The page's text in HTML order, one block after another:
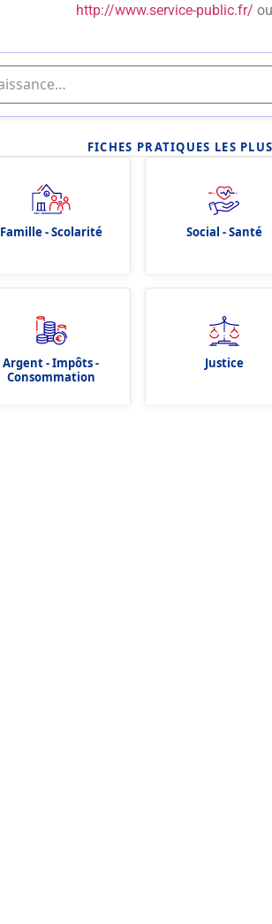
http://www.service-public.fr/
FICHES PRATIQUES LES
Famille - Scolarité Social - Santé
Argent - Impôts -
Consommation
Justice